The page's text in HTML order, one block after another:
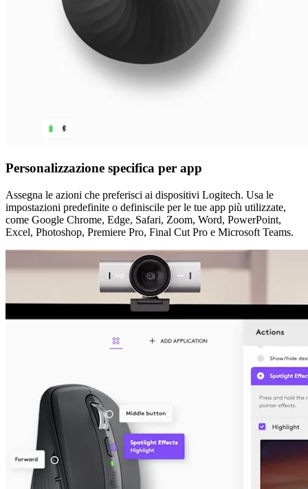
Personalizzazione specifica per app
Assegna le azioni che preferisci ai dispositivi Logitech. Usa le
impostazioni predefinite o definiscile per le tue app più utilizzate,
come Google Chrome, Edge, Safari, Zoom, Word, PowerPoint,
Excel, Photoshop, Premiere Pro, Final Cut Pro e Microsoft Teams.